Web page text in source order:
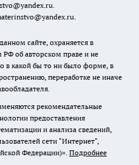
сайте, охраняется в
РФ об авторском праве и не
в какой бы то ни было форме, в
переработке не иначе
рекомендательные
предоставления
и анализа сведений,
сети "Интернет",
Федерации)». Подробнее